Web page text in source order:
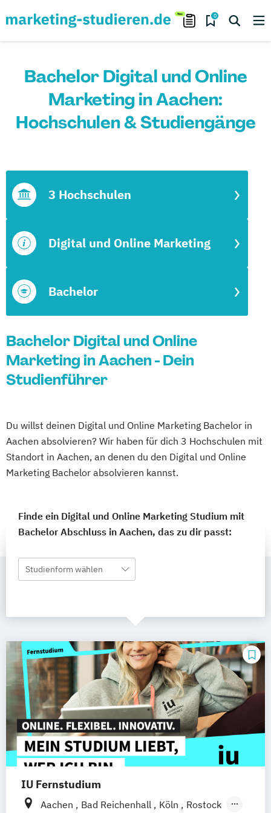
0
Bachelor Digital und Online
Marketing in Aachen:
Hochschulen & Studiengänge
Bachelor
Digital und Online Marketing
3 Hochschulen
Bachelor Digital und Online
Marketing in Aachen - Dein
Studienführer
Du willst deinen Digital und Online Marketing Bachelor in
Aachen absolvieren? Wir haben für dich 3 Hochschulen mit
Standort in Aachen, an denen du den Digital und Online
Marketing Bachelor absolvieren kannst.
Finde ein Digital und Online Marketing Studium mit
Bachelor Abschluss in Aachen, das zu dir passt:
Studienform wählen
IU Fernstudium
Aachen Bad Reichenhall Köln
Rostock